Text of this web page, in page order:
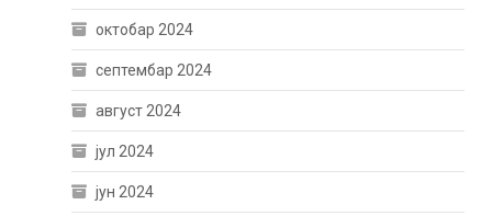
октобар 2024
септембар 2024
август 2024
јул 2024
јун 2024